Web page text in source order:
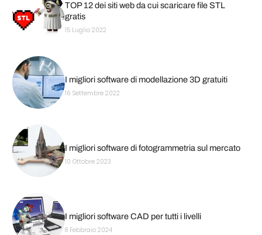
TOP 12 dei siti web da cui scaricare file STL
gratis
15 Luglio 2022
I migliori software di modellazione 3D gratuiti
16 Settembre 2022
I migliori software di fotogrammetria sul mercato
10 Ottobre 2023
I migliori software CAD per tutti i livelli
8 Febbraio 2024